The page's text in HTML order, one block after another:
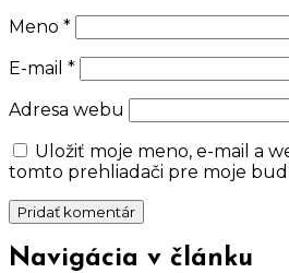
Meno *
E-mail *
Adresa webu
Uložiť moje meno, e-mail a
tomto prehliadači pre moje
Navigácia v článku